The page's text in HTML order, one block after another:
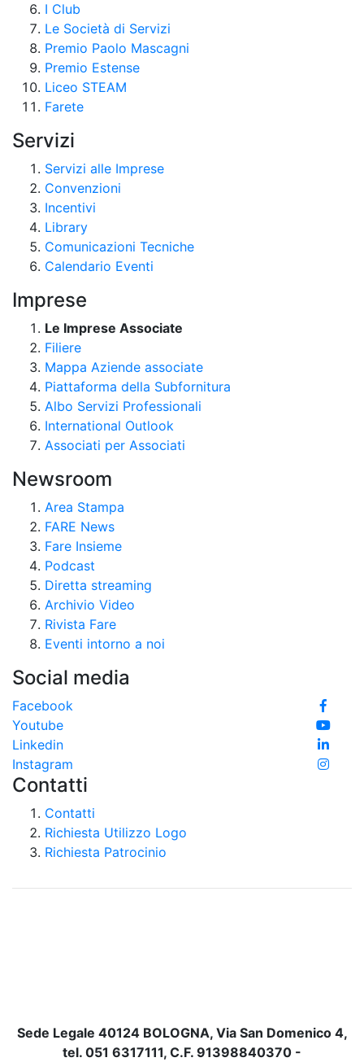
I Club
Le Società di Servizi
Premio Paolo Mascagni
Premio Estense
Liceo STEAM
Farete
Servizi
Servizi alle Imprese
Convenzioni
Incentivi
Library
Comunicazioni Tecniche
Calendario Eventi
Imprese
Le Imprese Associate
Filiere
Mappa Aziende associate
Piattaforma della Subfornitura
Albo Servizi Professionali
International Outlook
Associati per Associati
Newsroom
Area Stampa
FARE News
Fare Insieme
Podcast
Diretta streaming
Archivio Video
Rivista Fare
Eventi intorno a noi
Social media
Facebook
Youtube
Linkedin
Instagram
Contatti
Contatti
Richiesta Utilizzo Logo
Richiesta Patrocinio
Sede Legale 40124 BOLOGNA, Via San Domenico 4,
tel. 051 6317111, C.F. 91398840370 -